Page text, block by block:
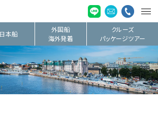
日本船
外国船
海外発着
クルーズ
パッケージツアー